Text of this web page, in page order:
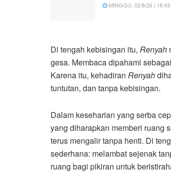
MINGGU, 02/8/26 | 18:43
Di tengah kebisingan itu, Renyah
gesa. Membaca dipahami
Karena itu, kehadiran Renyah
tuntutan, dan tanpa kebisingan.
Dalam keseharian yang serba
yang diharapkan memberi ruang
terus mengalir tanpa henti. Di
sederhana: melambat sejenak
ruang bagi pikiran untuk